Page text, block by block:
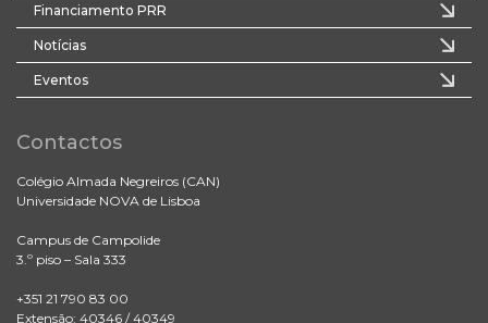
Financiamento PRR
Notícias
Eventos
Contactos
Colégio Almada Negreiros (CAN)
Universidade NOVA de Lisboa
Campus de Campolide
3.º piso – Sala 333
+351 21 790 83 00
Extensão: 40346 / 40349